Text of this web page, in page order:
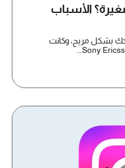
الأسباب
بشكل مريح، وكانت